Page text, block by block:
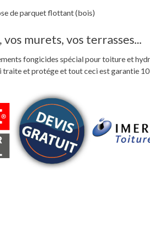
de parquet flottant (bois)
murets, vos terrasses...
fongicides spécial pour toiture et
et protége et tout ceci est garantie 10